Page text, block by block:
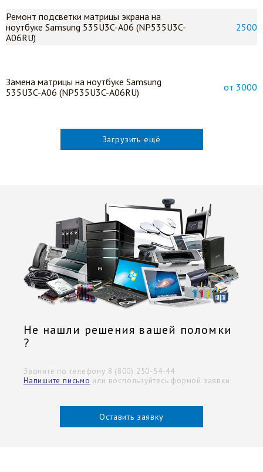
Ремонт подсветки матрицы экрана на
ноутбуке Samsung 535U3C-A06 (NP535U3C-
A06RU)
2500
Замена матрицы на ноутбуке Samsung
535U3C-A06 (NP535U3C-A06RU)
от 3000
Загрузить ещё
Не нашли решения вашей поломки
?
Звоните по телефону 8 (800) 250-54-44
Напишите письмо или воспользуйтесь формой заявки
Оставить заявку